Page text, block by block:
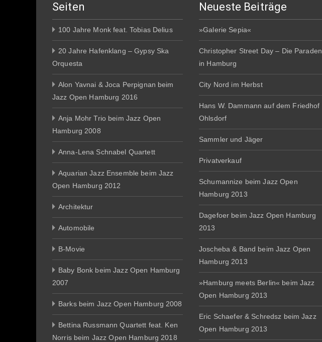
Seiten
100 Jahre Monk feat. Tobias Delius
20 Jahre Hafenklang – Gypsy Ska
Orquesta
Alon Yavnai & Joca Perpignan beim
Jazz Open Hamburg 2016
Anja Mohr Trio beim Jazz Open
Hamburg 2008
Anna-Lena Schnabel Quartett
Aquarian Jazz Ensemble beim Jazz
Open Hamburg 2012
Architektur
Automobile
B-Movie
Baby Bonk beim Jazz Open Hamburg
2007
Barks beim Jazz Open Hamburg 2008
Bettina Russmann Quartett feat. Ken
Norris beim Jazz Open Hamburg 2018
Neueste Beiträge
»Galerie Sepia«
Christopher Street Day – Die Paraden
in Hamburg
City Nord im Herbst
Hans W. Dammann auf dem Friedhof
Ohlsdorf
Sammler und Jäger
Privatverkauf
Schumannize beim Jazz Open
Hamburg 2013
Dagefoer beim Jazz Open Hamburg
2013
Joscheba & Band beim Jazz Open
Hamburg 2013
»Hamburg meets Berlin« beim Jazz
Open Hamburg 2013
Eric Schaefer & Schredsz beim Jazz
Open Hamburg 2013